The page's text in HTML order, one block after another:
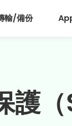
輸/備份
（